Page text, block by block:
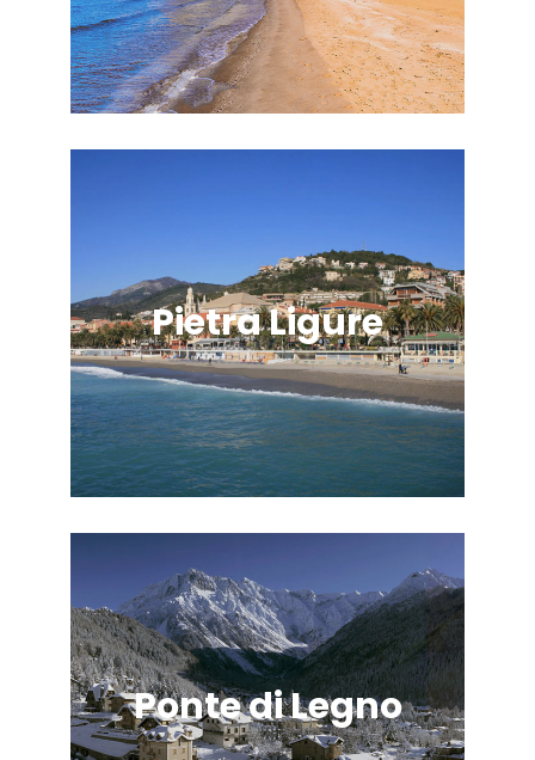
Pietra Ligure
Ponte di Legno